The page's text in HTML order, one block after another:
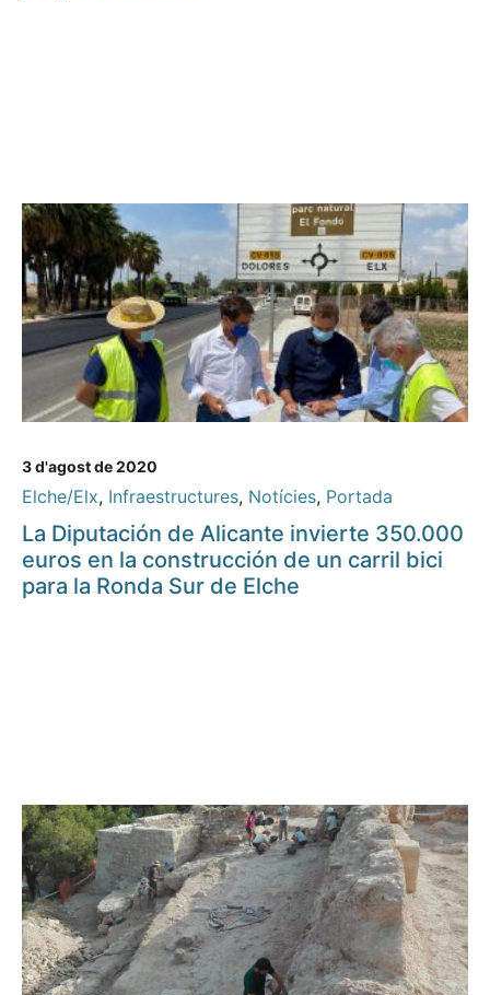
3 d'agost de 2020
Elche/Elx, Infraestructures, Notícies, Portada
La Diputación de Alicante invierte 350.000
euros en la construcción de un carril bici
para la Ronda Sur de Elche